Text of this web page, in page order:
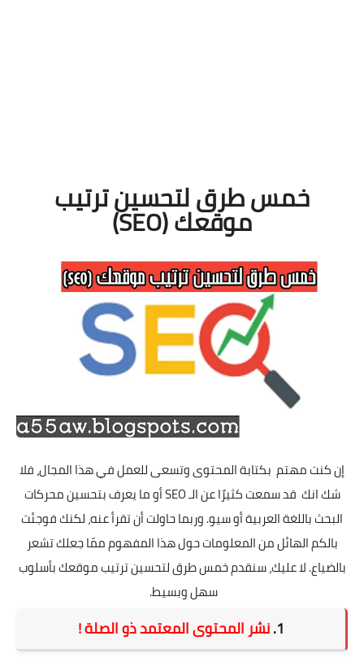
خمس طرق لتحسين ترتيب
موقعك (SEO)
إن كنت مهتم بكتابة المحتوى وتسعى للعمل في هذا المجال، فلا
شك انك قد سمعت كثيرًا عن الـ SEO أو ما يعرف بتحسين محركات
البحث باللغة العربية أو سيو. وربما حاولت أن تقرأ عنه، لكنك فوجئت
بالكم الهائل من المعلومات حول هذا المفهوم ممّا جعلك تشعر
بالضياع. لا عليك، سنقدم خمس طرق لتحسين ترتيب موقعك بأسلوب
سهل وبسيط.
1. نشر المحتوى المعتمد ذو الصلة !